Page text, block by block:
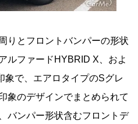
りとフロントバンパーの形状
ルファードHYBRID X、およ
象で、エアロタイプのSグレ
象のデザインでまとめられて
バンパー形状含むフロントデ